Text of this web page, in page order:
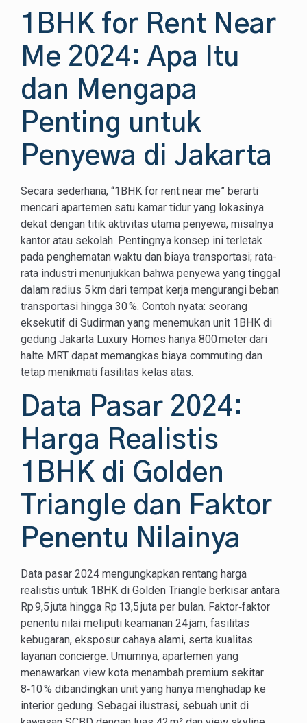
1BHK for Rent Near
Me 2024: Apa Itu
dan Mengapa
Penting untuk
Penyewa di Jakarta
Secara sederhana, “1BHK for rent near me” berarti
mencari apartemen satu kamar tidur yang lokasinya
dekat dengan titik aktivitas utama penyewa, misalnya
kantor atau sekolah. Pentingnya konsep ini terletak
pada penghematan waktu dan biaya transportasi; rata-
rata industri menunjukkan bahwa penyewa yang tinggal
dalam radius 5 km dari tempat kerja mengurangi beban
transportasi hingga 30 %. Contoh nyata: seorang
eksekutif di Sudirman yang menemukan unit 1BHK di
gedung Jakarta Luxury Homes hanya 800 meter dari
halte MRT dapat memangkas biaya commuting dan
tetap menikmati fasilitas kelas atas.
Data Pasar 2024:
Harga Realistis
1BHK di Golden
Triangle dan Faktor
Penentu Nilainya
Data pasar 2024 mengungkapkan rentang harga
realistis untuk 1BHK di Golden Triangle berkisar antara
Rp 9,5 juta hingga Rp 13,5 juta per bulan. Faktor‑faktor
penentu nilai meliputi keamanan 24 jam, fasilitas
kebugaran, eksposur cahaya alami, serta kualitas
layanan concierge. Umumnya, apartemen yang
menawarkan view kota menambah premium sekitar
8‑10 % dibandingkan unit yang hanya menghadap ke
interior gedung. Sebagai ilustrasi, sebuah unit di